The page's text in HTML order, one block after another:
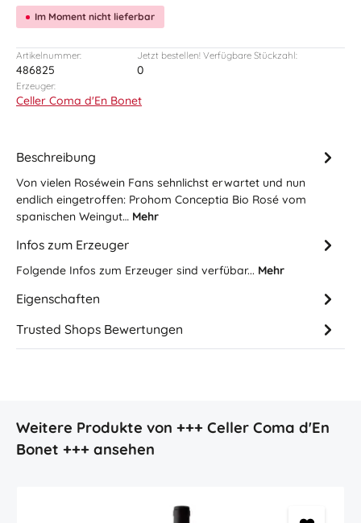
Im Moment nicht lieferbar
Artikelnummer:
486825
Jetzt bestellen! Verfügbare Stückzahl:
0
Erzeuger:
Celler Coma d'En Bonet
Beschreibung
Von vielen Roséwein Fans sehnlichst erwartet und nun
endlich eingetroffen: Prohom Conceptia Bio Rosé vom
spanischen Weingut… Mehr
Infos zum Erzeuger
Folgende Infos zum Erzeuger sind verfübar... Mehr
Eigenschaften
Trusted Shops Bewertungen
Produktgalerie überspringen
Weitere Produkte von +++ Celler Coma d'En
Bonet +++ ansehen